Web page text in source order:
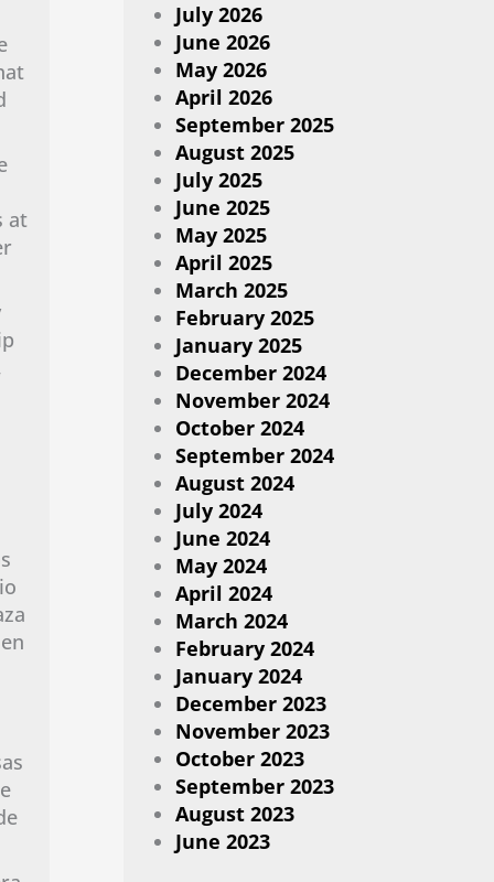
at
July 2026
June 2026
May 2026
April 2026
September 2025
August 2025
July 2025
June 2025
May 2025
April 2025
March 2025
February 2025
January 2025
December 2024
November 2024
October 2024
September 2024
August 2024
July 2024
June 2024
May 2024
April 2024
March 2024
February 2024
January 2024
December 2023
November 2023
October 2023
September 2023
August 2023
June 2023